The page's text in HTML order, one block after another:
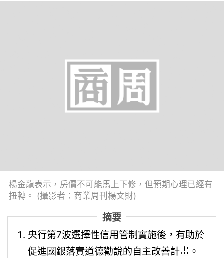
楊金龍表示，房價不可能馬上下修，但預期心理已經有
扭轉。 (攝影者：商業周刊楊文財)
摘要
央行第7波選擇性信用管制實施後，有助於
促進國銀落實道德勸說的自主改善計畫。